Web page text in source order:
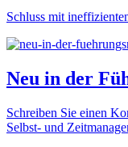
Schluss mit
Neu in der
Schreiben Sie einen
Selbst- und